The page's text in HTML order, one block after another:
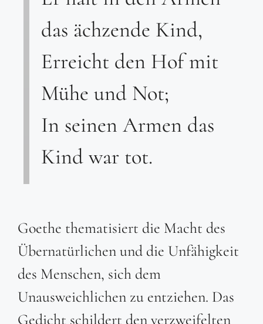
das ächzende Kind,
Erreicht den Hof mit
Mühe und Not;
In seinen Armen das
Kind war tot.
Goethe thematisiert die Macht des
Übernatürlichen und die Unfähigkeit
des Menschen, sich dem
Unausweichlichen zu entziehen. Das
Gedicht schildert den verzweifelten